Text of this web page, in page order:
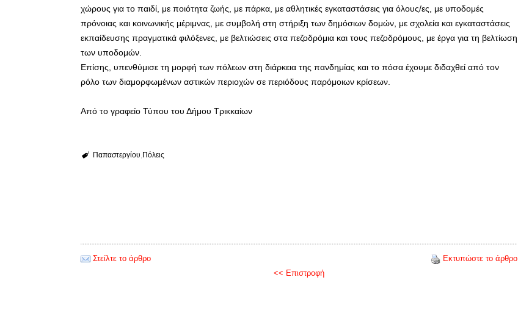
χώρους για το παιδί, με ποιότητα ζωής, με πάρκα, με αθλητικές εγκαταστάσεις για όλους/ες, με υποδομές
πρόνοιας και κοινωνικής μέριμνας, με συμβολή στη στήριξη των δημόσιων δομών, με σχολεία και εγκαταστάσεις
εκπαίδευσης πραγματικά φιλόξενες, με βελτιώσεις στα πεζοδρόμια και τους πεζοδρόμους, με έργα για τη βελτίωση
των υποδομών.
Επίσης, υπενθύμισε τη μορφή των πόλεων στη διάρκεια της πανδημίας και το πόσα έχουμε διδαχθεί από τον
ρόλο των διαμορφωμένων αστικών περιοχών σε περιόδους παρόμοιων κρίσεων.
Από το γραφείο Τύπου του Δήμου Τρικκαίων
Παπαστεργίου Πόλεις
Στείλτε το άρθρο
Εκτυπώστε το άρθρο
<< Επιστροφή